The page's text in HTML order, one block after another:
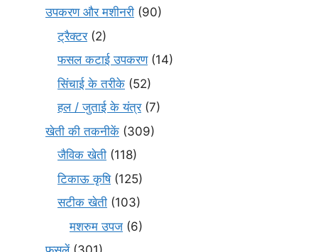
उपकरण और मशीनरी (90)
ट्रैक्टर(2)
फसल कटाई उपकरण(14)
सिंचाई के तरीके (52)
हल / जुताई के यंत्र(7)
खेती की तकनीकें (309)
जैविक खेती (118)
टिकाऊ कृषि(125)
सटीक खेती (103)
मशरुम उपज (6)